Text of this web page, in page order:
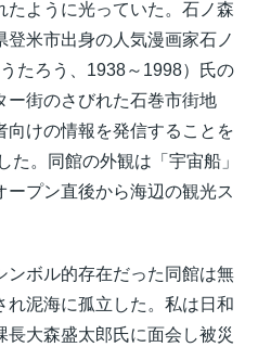
たように光っていた。石ノ森
米市出身の人気漫画家石ノ
たろう、1938～1998）氏の
ー街のさびれた石巻市街地
向けの情報を発信することを
た。同館の外観は「宇宙船」
ープン直後から海辺の観光ス
ンボル的存在だった同館は無
泥海に孤立した。私は日和
大森盛太郎氏に面会し被災